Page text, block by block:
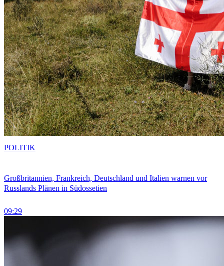
Großbritannien, Frankreich, Deutschland und Italien warnen vor
Russlands Plänen in Südossetien
09:29
POLITIK